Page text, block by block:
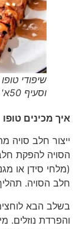
וסעיף 50א' לחוק זכויות יוצרים תשס"ח 2007)
איך מכינים טופו
ייצור חלב סויה
הסויה להפקת חלב
(מלחי סידן או
חלב הסויה. תהליך
בשלב הבא לוחצים
והפרדת נוזלים.